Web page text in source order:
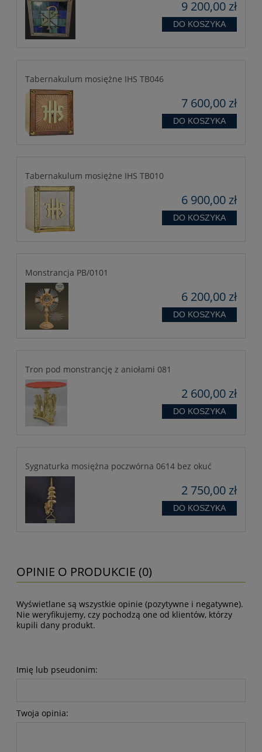
9 200,00 zł
DO KOSZYKA
Tabernakulum mosiężne IHS TB046
7 600,00 zł
DO KOSZYKA
Tabernakulum mosiężne IHS TB010
6 900,00 zł
DO KOSZYKA
Monstrancja PB/0101
6 200,00 zł
DO KOSZYKA
Tron pod monstrancję z aniołami 081
2 600,00 zł
DO KOSZYKA
Sygnaturka mosiężna poczwórna 0614 bez okuć
2 750,00 zł
DO KOSZYKA
OPINIE O PRODUKCIE (0)
Wyświetlane są wszystkie opinie (pozytywne i negatywne).
Nie weryfikujemy, czy pochodzą one od klientów, którzy
kupili dany produkt.
Imię lub pseudonim:
Twoja opinia: